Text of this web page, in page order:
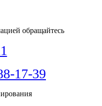
обращайтесь
17-39